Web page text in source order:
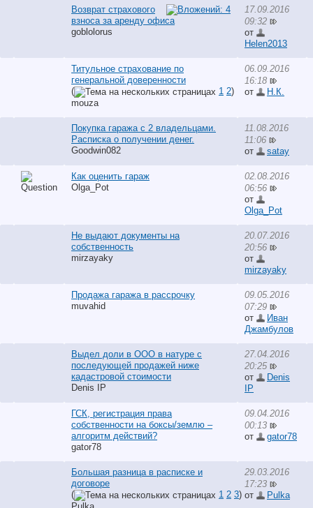
Возврат страхового
взноса за аренду офиса
goblolorus
17.09.2016
09:32
от
Helen2013
Титульное страхование по
генеральной доверенности
(
1 2)
mouza
06.09.2016
16:18
от
Н.К.
Покупка гаража с 2 владельцами.
Расписка о получении денег.
Goodwin082
11.08.2016
11:06
от
satay
Как оценить гараж
Olga_Pot
02.08.2016
06:56
от
Olga_Pot
Не выдают документы на
собственность
mirzayaky
20.07.2016
20:56
от
mirzayaky
Продажа гаража в рассрочку
muvahid
09.05.2016
07:29
от
Иван
Джамбулов
Выдел доли в ООО в натуре с
последующей продажей ниже
кадастровой стоимости
Denis IP
27.04.2016
20:25
от
Denis
IP
ГСК, регистрация права
собственности на боксы/землю –
алгоритм действий?
gator78
09.04.2016
00:13
от
gator78
Большая разница в расписке и
договоре
(
1 2 3)
29.03.2016
17:23
от
Pulka